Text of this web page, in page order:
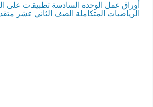
أوراق عمل الوحدة السادسة تطبيقات على
الرياضيات المتكاملة الصف الثاني عشر